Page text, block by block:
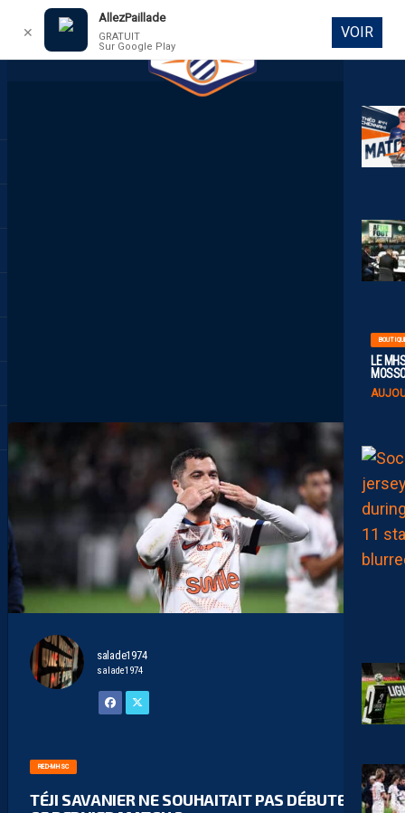
DIRECT
LE
salade1974
salade1974
RED-MHSC
TÉJI SAVANIER NE SOUHAITAIT PAS DÉBUTER
✕
AllezPaillade
GRATUIT
Sur Google Play
VOIR